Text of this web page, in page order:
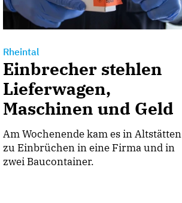
Rheintal
Einbrecher stehlen
Lieferwagen,
Maschinen und Geld
Am Wochenende kam es in Altstätten
zu Einbrüchen in eine Firma und in
zwei Baucontainer.